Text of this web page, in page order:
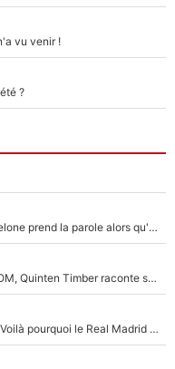
vu venir !
?
Ferran Torres a dit oui au PSG : Le FC Barcelone prend la parole alors qu'un transfert de l'attaquant espagnol prend forme
En plein cauchemar après son transfert à l'OM, Quinten Timber raconte ses doutes après sa signature à Marseille
Yan Diomandé était trop cher pour le PSG : Voilà pourquoi le Real Madrid a accepté de payer la somme record de 140M€ pour boucler son transfert !